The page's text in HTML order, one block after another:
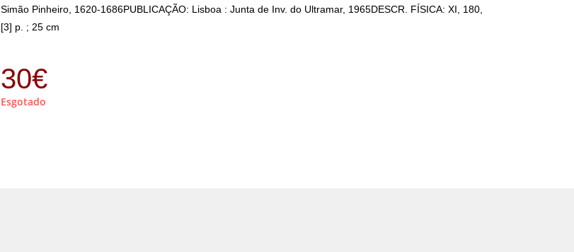
Simão Pinheiro, 1620-1686PUBLICAÇÃO: Lisboa : Junta de Inv. do Ultramar, 1965DESCR. FÍSICA: XI, 180,
[3] p. ; 25 cm
30€
Esgotado